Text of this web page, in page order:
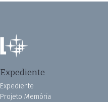
Expediente
Expediente
Projeto Memória